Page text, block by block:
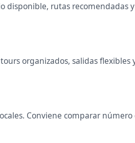
disponible, rutas recomendadas
organizados, salidas flexibles
Conviene comparar número